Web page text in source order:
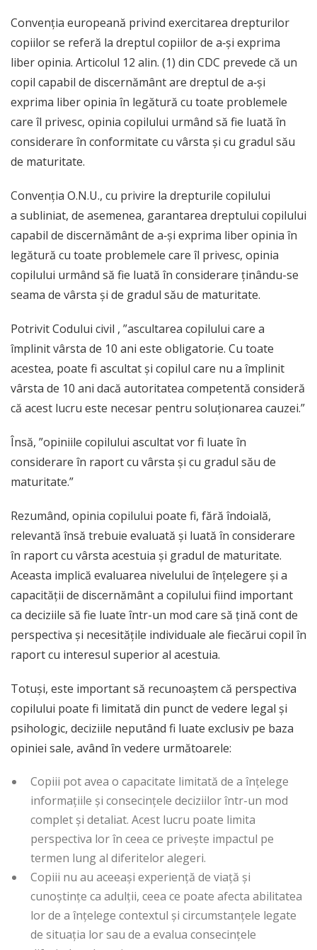
Convenția europeană privind exercitarea drepturilor
copiilor se referă la dreptul copiilor de a‑și exprima
liber opinia. Articolul 12 alin. (1) din CDC prevede că un
copil capabil de discernământ are dreptul de a‑și
exprima liber opinia în legătură cu toate problemele
care îl privesc, opinia copilului urmând să fie luată în
considerare în conformitate cu vârsta și cu gradul său
de maturitate.
Convenția O.N.U., cu privire la drepturile copilului
a subliniat, de asemenea, garantarea dreptului copilului
capabil de discernământ de a‑și exprima liber opinia în
legătură cu toate problemele care îl privesc, opinia
copilului urmând să fie luată în considerare ținându-se
seama de vârsta și de gradul său de maturitate.
Potrivit Codului civil , ”ascultarea copilului care a
împlinit vârsta de 10 ani este obligatorie. Cu toate
acestea, poate fi ascultat și copilul care nu a împlinit
vârsta de 10 ani dacă autoritatea competentă consideră
că acest lucru este necesar pentru soluționarea cauzei.”
Însă, ”opiniile copilului ascultat vor fi luate în
considerare în raport cu vârsta și cu gradul său de
maturitate.”
Rezumând, opinia copilului poate fi, fără îndoială,
relevantă însă trebuie evaluată și luată în considerare
în raport cu vârsta acestuia și gradul de maturitate.
Aceasta implică evaluarea nivelului de înțelegere și a
capacității de discernământ a copilului fiind important
ca deciziile să fie luate într-un mod care să țină cont de
perspectiva și necesitățile individuale ale fiecărui copil în
raport cu interesul superior al acestuia.
Totuși, este important să recunoaștem că perspectiva
copilului poate fi limitată din punct de vedere legal și
psihologic, deciziile neputând fi luate exclusiv pe baza
opiniei sale, având în vedere următoarele:
Copiii pot avea o capacitate limitată de a înțelege
informațiile și consecințele deciziilor într-un mod
complet și detaliat. Acest lucru poate limita
perspectiva lor în ceea ce privește impactul pe
termen lung al diferitelor alegeri.
Copiii nu au aceeași experiență de viață și
cunoștințe ca adulții, ceea ce poate afecta abilitatea
lor de a înțelege contextul și circumstanțele legate
de situația lor sau de a evalua consecințele